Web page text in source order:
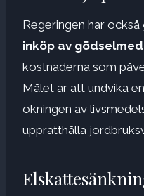
Regeringen har också
inköp av
kostnaderna som
Målet är att undvika
ökningen av
upprätthålla